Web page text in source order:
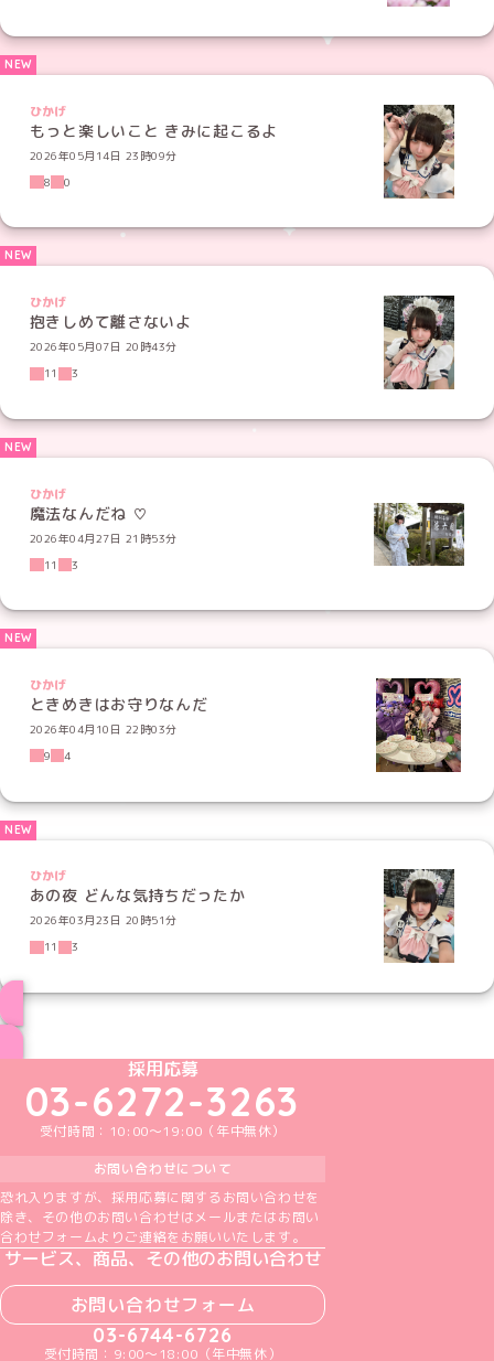
ひかげ
もっと楽しいこと きみに起こるよ
2026年05月14日 23時09分
8
0
ひかげ
抱きしめて離さないよ
2026年05月07日 20時43分
11
3
ひかげ
魔法なんだね ♡
2026年04月27日 21時53分
11
3
ひかげ
ときめきはお守りなんだ
2026年04月10日 22時03分
9
4
ひかげ
あの夜 どんな気持ちだったか
2026年03月23日 20時51分
11
3
めいどりーみんTikTok公式アカウント
めいどりーみんX公式アカウント
めいどりーみんInstagram公式アカウント
めいどりーみんFacebook公式アカウン
めいどりーみんYouTube公式アカ
採用応募
03-6272-3263
受付時間：10:00～19:00（年中無休）
お問い合わせについて
恐れ入りますが、採用応募に関するお問い合わせを
除き、その他のお問い合わせはメールまたはお問い
合わせフォームよりご連絡をお願いいたします。
サービス、商品、その他のお問い合わせ
お問い合わせフォーム
03-6744-6726
受付時間：9:00～18:00（年中無休）